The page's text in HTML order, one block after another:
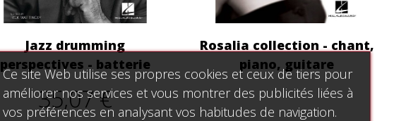
Jazz drumming
perspectives - batterie
35,07 €
Rosalia collection - chant,
piano, guitare
Ce site Web utilise ses propres cookies et ceux de tiers pour
améliorer nos services et vous montrer des publicités liées à
vos préférences en analysant vos habitudes de navigation.